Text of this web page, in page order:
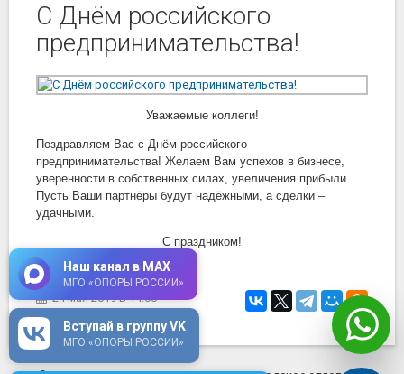
С Днём российского
предпринимательства!
Уважаемые коллеги!
Поздравляем Вас с Днём российского
предпринимательства! Желаем Вам успехов в бизнесе,
уверенности в собственных силах, увеличения прибыли.
Пусть Ваши партнёры будут надёжными, а сделки –
удачными.
С праздником!
24 мая 2019в 14:00
Вступай в группу VK
МГО «ОПОРЫ РОССИИ»
Наш канал в MAX
МГО «ОПОРЫ РОССИИ»